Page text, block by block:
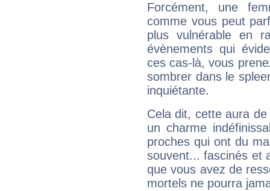
Forcément, une
comme vous peut
plus vulnérable en
évènements qui
ces cas-là, vous
sombrer dans le
inquiétante.
Cela dit, cette aura
un charme
proches qui ont du
souvent... fascinés et
que vous avez de
mortels ne pourra